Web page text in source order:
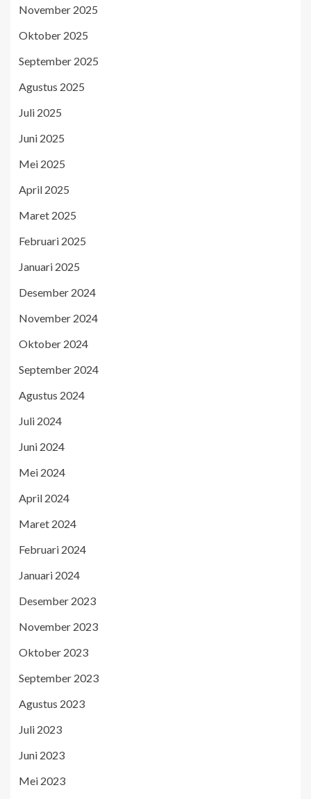
November 2025
Oktober 2025
September 2025
Agustus 2025
Juli 2025
Juni 2025
Mei 2025
April 2025
Maret 2025
Februari 2025
Januari 2025
Desember 2024
November 2024
Oktober 2024
September 2024
Agustus 2024
Juli 2024
Juni 2024
Mei 2024
April 2024
Maret 2024
Februari 2024
Januari 2024
Desember 2023
November 2023
Oktober 2023
September 2023
Agustus 2023
Juli 2023
Juni 2023
Mei 2023